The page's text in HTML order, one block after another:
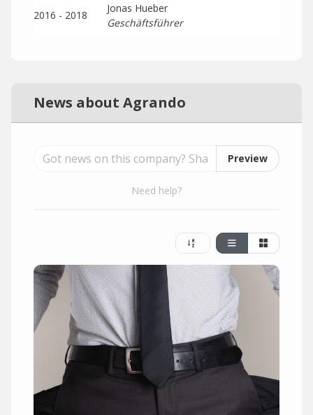
2016 - 2018
Jonas Hueber
Geschäftsführer
News about Agrando
Preview
Need help?